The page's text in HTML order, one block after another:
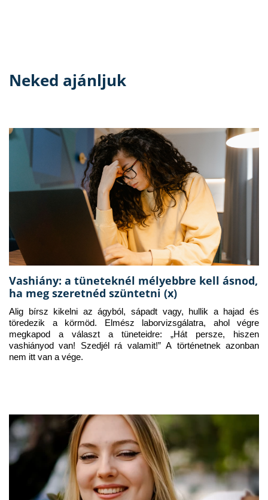
Neked ajánljuk
Vashiány: a tüneteknél mélyebbre kell ásnod,
ha meg szeretnéd szüntetni (x)
Alig bírsz kikelni az ágyból, sápadt vagy, hullik a hajad és
töredezik a körmöd. Elmész laborvizsgálatra, ahol végre
megkapod a választ a tüneteidre: „Hát persze, hiszen
vashiányod van! Szedjél rá valamit!” A történetnek azonban
nem itt van a vége.